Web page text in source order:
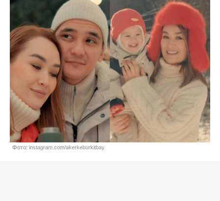
Фото: instagram.com/akerkeburkitbay